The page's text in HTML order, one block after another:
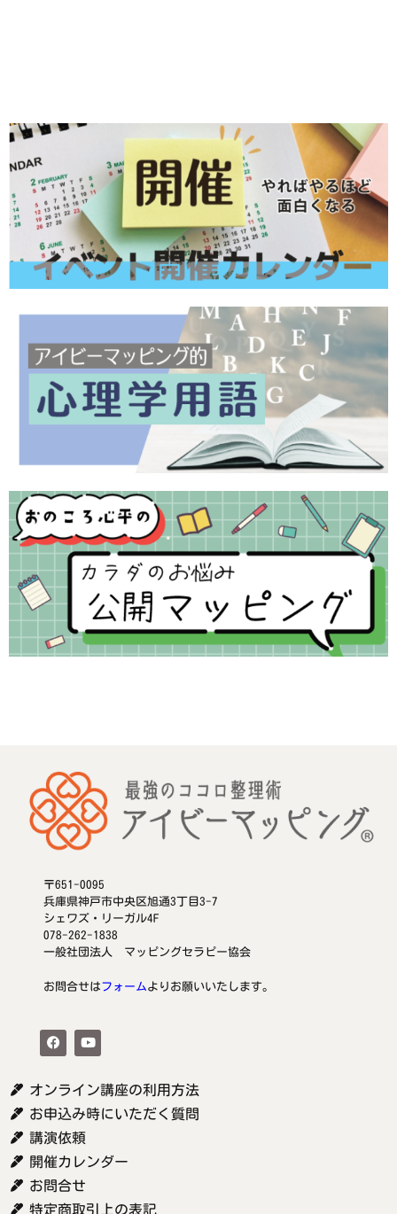
〒651-0095
兵庫県神戸市中央区旭通3丁目3-7
シェワズ・リーガル4F
078-262-1838
一般社団法人 マッピングセラピー協会
お問合せはフォームよりお願いいたします。
オンライン講座の利用方法
お申込み時にいただく質問
講演依頼
開催カレンダー
お問合せ
特定商取引上の表記